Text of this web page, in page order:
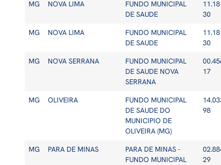
MG NOVA LIMA
FUNDO MUNICIPAL
DE SAUDE
30
MG NOVA LIMA
FUNDO MUNICIPAL
DE SAUDE
30
MG NOVA SERRANA
FUNDO MUNICIPAL
DE SAUDE NOVA
SERRANA
17
MG OLIVEIRA
FUNDO MUNICIPAL
DE SAUDE DO
MUNICIPIO DE
OLIVEIRA (MG)
98
MG PARA DE MINAS
PARA DE MINAS -
FUNDO MUNICIPAL
29